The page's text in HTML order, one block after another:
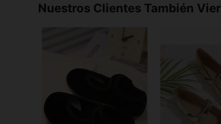
Nuestros Clientes También